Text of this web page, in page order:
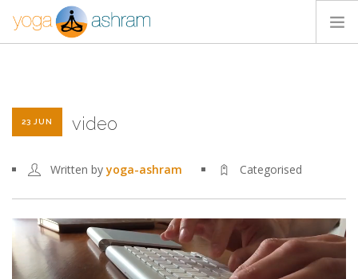
BLOG
23 JUN video
Written byyoga-ashram Categorised
Reproductor
de
vídeo